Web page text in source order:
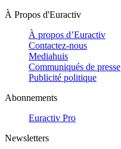
À Propos d'Euractiv
À propos d’Euractiv
Contactez-nous
Mediahuis
Communiqués de presse
Publicité politique
Abonnements
Euractiv Pro
Newsletters